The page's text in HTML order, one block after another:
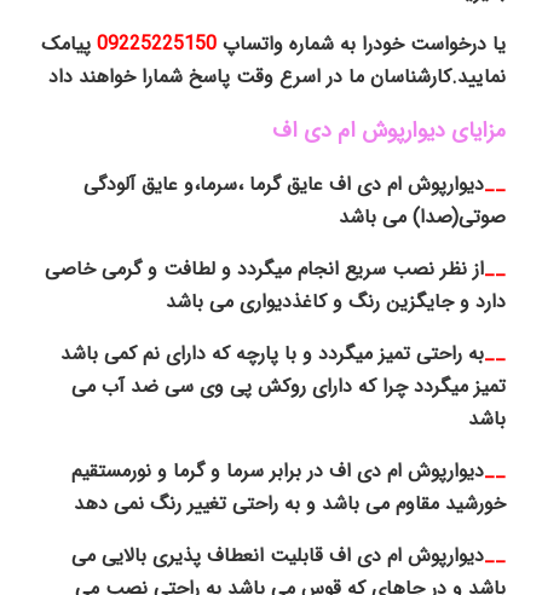
یا درخواست خودرا به شماره واتساپ 09225225150 پیامک
نمایید.کارشناسان ما در اسرع وقت پاسخ شمارا خواهند داد
مزایای دیوارپوش ام دی اف
__دیوارپوش ام دی اف عایق گرما ،سرما،و عایق آلودگی
صوتی(صدا) می باشد
__از نظر نصب سریع انجام میگردد و لطافت و گرمی خاصی
دارد و جایگزین رنگ و کاغذدیواری می باشد
__به راحتی تمیز میگردد و با پارچه که دارای نم کمی باشد
تمیز میگردد چرا که دارای روکش پی وی سی ضد آب می
باشد
__دیوارپوش ام دی اف در برابر سرما و گرما و نورمستقیم
خورشید مقاوم می باشد و به راحتی تغییر رنگ نمی دهد
__دیوارپوش ام دی اف قابلیت انعطاف پذیری بالایی می
باشد و در جاهای که قوس می باشد به راحتی نصب می